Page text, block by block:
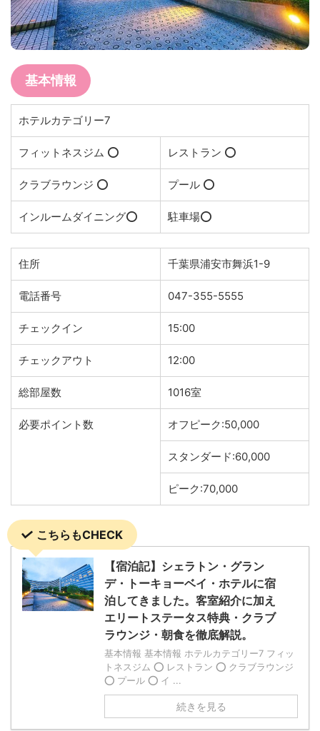
基本情報
ホテルカテゴリー7
フィットネスジム ⭕️ レストラン ⭕️
クラブラウンジ ⭕️ プール ⭕️
インルームダイニング⭕️ 駐車場⭕️
住所 千葉県浦安市舞浜1-9
電話番号 047-355-5555
チェックイン 15:00
チェックアウト 12:00
総部屋数 1016室
必要ポイント数 オフピーク:50,000
スタンダード:60,000
ピーク:70,000
こちらもCHECK
【宿泊記】シェラトン・グラン
デ・トーキョーベイ・ホテルに宿
泊してきました。客室紹介に加え
エリートステータス特典・クラブ
ラウンジ・朝食を徹底解説。
基本情報 基本情報 ホテルカテゴリー7 フィッ
トネスジム ⭕️ レストラン ⭕️ クラブラウンジ
⭕️ プール ⭕️ イ ...
続きを見る